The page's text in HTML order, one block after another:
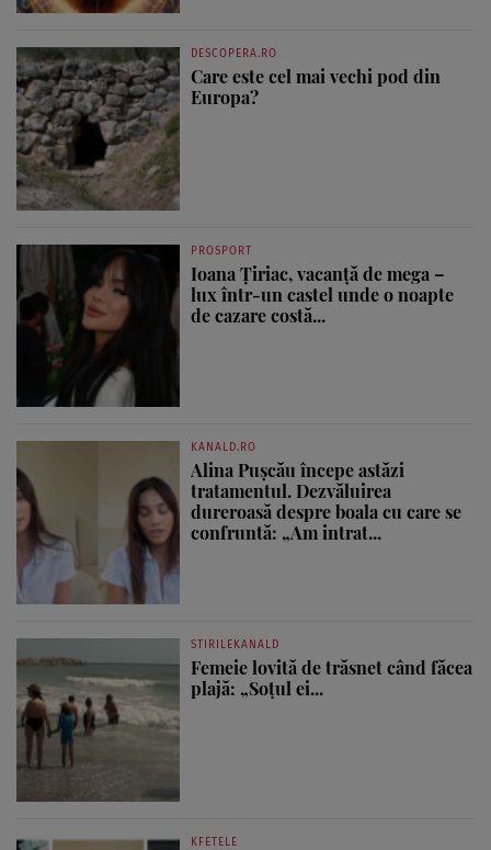
DESCOPERA.RO
Care este cel mai vechi pod din
Europa?
PROSPORT
Ioana Țiriac, vacanță de mega –
lux într-un castel unde o noapte
de cazare costă...
KANALD.RO
Alina Pușcău începe astăzi
tratamentul. Dezvăluirea
dureroasă despre boala cu care se
confruntă: „Am intrat...
STIRILEKANALD
Femeie lovită de trăsnet când făcea
plajă: „Soțul ei...
KFETELE